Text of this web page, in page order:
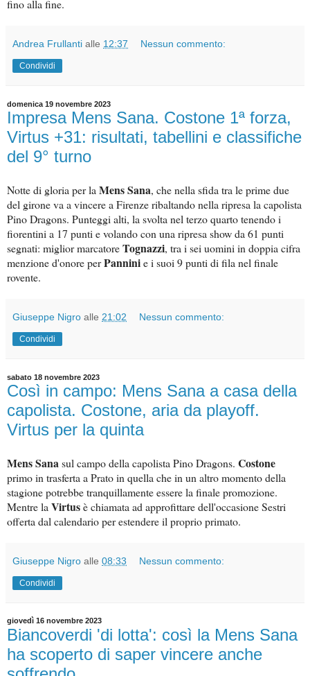
fino alla fine.
Andrea Frullanti alle 12:37 Nessun commento:
Condividi
domenica 19 novembre 2023
Impresa Mens Sana. Costone 1ª forza,
Virtus +31: risultati, tabellini e classifiche
del 9° turno
Notte di gloria per la Mens Sana, che nella sfida tra le prime due
del girone va a vincere a Firenze ribaltando nella ripresa la capolista
Pino Dragons. Punteggi alti, la svolta nel terzo quarto tenendo i
fiorentini a 17 punti e volando con una ripresa show da 61 punti
segnati: miglior marcatoreTognazzi, tra i sei uomini in doppia cifra
menzione d'onore perPanninie i suoi 9 punti di fila nel finale
rovente.
Giuseppe Nigro alle 21:02 Nessun commento:
Condividi
sabato 18 novembre 2023
Così in campo: Mens Sana a casa della
capolista. Costone, aria da playoff.
Virtus per la quinta
Mens Sana sul campo della capolista Pino Dragons. Costone
primo in trasferta a Prato in quella che in un altro momento della
stagione potrebbe tranquillamente essere la finale promozione.
Mentre la Virtusè chiamata ad approfittare dell'occasione Sestri
offerta dal calendario per estendere il proprio primato.
Giuseppe Nigro alle 08:33 Nessun commento:
Condividi
giovedì 16 novembre 2023
Biancoverdi 'di lotta': così la Mens Sana
ha scoperto di saper vincere anche